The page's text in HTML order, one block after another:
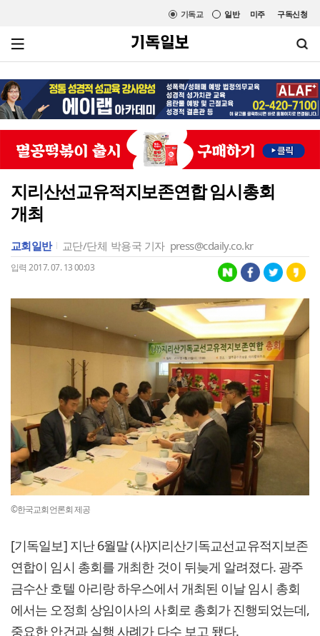
미주 구독신청
일반
기독교
지리산선교유적지보존연합 임시총회
개최
교회일반 교단/단체 박용국 기자 press@cdaily.co.kr
입력 2017. 07. 13 00:03
©한국교회언론회 제공
[기독일보] 지난 6월말 (사)지리산기독교선교유적지보존
연합이 임시 총회를 개최한 것이 뒤늦게 알려졌다. 광주
금수산 호텔 아리랑 하우스에서 개최된 이날 임시 총회
에서는 오정희 상임이사의 사회로 총회가 진행되었는데,
중요한 안건과 실행 사례가 다수 보고 됐다.